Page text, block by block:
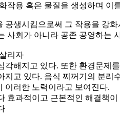
작용 혹은 물질을 생성하며 이
공생시킴으로써 그 작용을 강
사회가 아니라 공존 공영하는
리자
각해지고 있다. 또한 환경문제
지고 있다. 음식 찌꺼기의 분리
이러한 노력이라고 보여진다.
효과적이고 근본적인 해결책